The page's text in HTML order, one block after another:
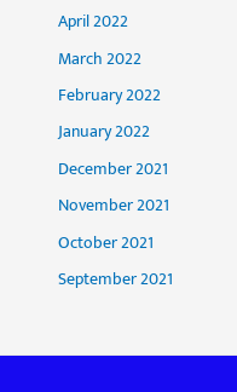
April 2022
March 2022
February 2022
January 2022
December 2021
November 2021
October 2021
September 2021